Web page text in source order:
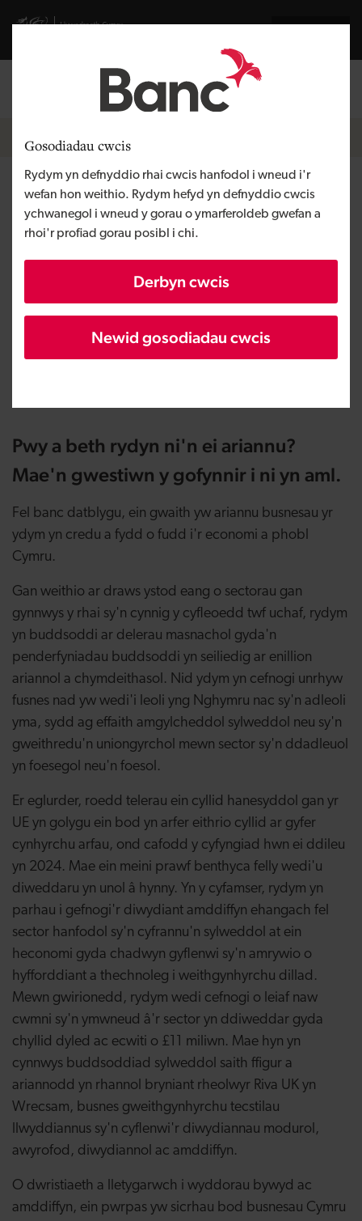
Gosodiadau cwcis
Rydym yn defnyddio rhai cwcis hanfodol i wneud i'r
wefan hon weithio. Rydym hefyd yn defnyddio cwcis
ychwanegol i wneud y gorau o ymarferoldeb gwefan a
rhoi'r profiad gorau posibl i chi.
Derbyn cwcis
Newid gosodiadau cwcis
Visit gov.wales website
Mewngofnodi
Breadcrumb
Newyddion
Diweddariad ar ein cyllid
Pwy a beth rydyn ni'n ei ariannu?
Mae'n gwestiwn y gofynnir i ni yn aml.
Fel banc datblygu, ein gwaith yw ariannu busnesau yr
ydym yn credu a fydd o fudd i'r economi a phobl
Cymru.
Gan weithio ar draws ystod eang o sectorau gan
gynnwys y rhai sy'n cynnig y cyfleoedd twf uchaf, rydym
yn buddsoddi ar delerau masnachol gyda'n
penderfyniadau buddsoddi yn seiliedig ar enillion
ariannol a chymdeithasol. Nid ydym yn cefnogi unrhyw
fusnes nad yw wedi'i leoli yng Nghymru nac sy'n adleoli
yma, sydd ag effaith amgylcheddol sylweddol neu sy'n
gweithredu'n uniongyrchol mewn sector sy'n ddadleuol
yn foesegol neu'n foesol.
Er eglurder, roedd telerau ein cyllid hanesyddol gan yr
UE yn golygu ein bod yn arfer eithrio cyllid ar gyfer
cynhyrchu arfau, ond cafodd y cyfyngiad hwn ei ddileu
yn 2024. Mae ein meini prawf benthyca felly wedi'u
diweddaru yn unol â hynny. Yn y cyfamser, rydym yn
parhau i gefnogi'r diwydiant amddiffyn ehangach fel
sector hanfodol sy'n cyfrannu'n sylweddol at ein
heconomi gyda chadwyn gyflenwi sy'n amrywio o
hyfforddiant a thechnoleg i weithgynhyrchu dillad.
Mewn gwirionedd, rydym wedi cefnogi o leiaf naw
cwmni sy'n ymwneud â'r sector yn ddiweddar gyda
chyllid dyled ac ecwiti o £11 miliwn. Mae hyn yn
cynnwys buddsoddiad sylweddol saith ffigur a
ariannodd yn rhannol bryniant rheolwyr Riva UK yn
Wrecsam, busnes gweithgynhyrchu tecstilau
llwyddiannus sy'n cyflenwi'r diwydiannau modurol,
awyrofod, diwydiannol ac amddiffyn.
O dwristiaeth a lletygarwch i wyddorau bywyd ac
amddiffyn, ein pwrpas yw sicrhau bod busnesau Cymru